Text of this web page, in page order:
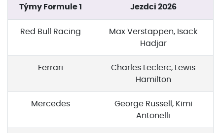
Týmy Formule 1 Jezdci 2026
Red Bull Racing
Max Verstappen, Isack
Hadjar
Ferrari
Charles Leclerc, Lewis
Hamilton
Mercedes
George Russell, Kimi
Antonelli